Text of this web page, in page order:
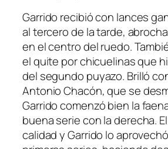
Garrido recibió con lances
al tercero de la tarde,
en el centro del ruedo.
el quite por chicuelinas que
del segundo puyazo. Brilló
Antonio Chacón, que se
Garrido comenzó bien la
buena serie con la derecha.
calidad y Garrido lo